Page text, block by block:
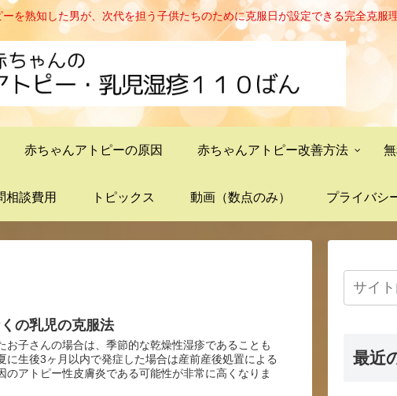
を熟知した男が、次代を担う子供たちのために克服日が設定できる完全克服
赤ちゃんアトピーの原因 赤ちゃんアトピー改善方法
相談費用 トピックス 動画（数点のみ） プライバシ
の乳児の克服法
お子さんの場合は、季節的な乾燥性湿疹であることも
に生後3ヶ月以内で発症した場合は産前産後処置による
のアトピー性皮膚炎である可能性が非常に高くなりま
最近